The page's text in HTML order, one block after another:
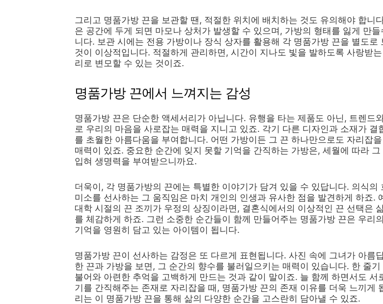
그리고 명품가방 끈을 보관할 땐, 적절한 위치에 배치하는 것도 유의해야 합니
은 공간에 두게 되면 마모나 상처가 발생할 수 있으며, 가방의 형태를 잃게 만들
니다. 보관 시에는 전용 가방이나 장식 상자를 활용해 각 명품가방 끈을 별도로
것이 이상적입니다. 적절하게 관리하면, 시간이 지나도 빛을 발하도록 사랑받
리로 변모할 수 있는 것이죠.
명품가방 끈에서 느껴지는 감성
명품가방 끈은 단순한 액세서리가 아닙니다. 유행을 타는 제품도 아닌, 트렌드
로 우리의 마음을 사로잡는 매력을 지니고 있죠. 각기 다른 디자인과 소재가 결
를 초월한 아름다움을 부여합니다. 어떤 가방이든 그 끈 하나만으로도 자리잡
매력이 있죠. 중요한 순간에 잊지 못할 기억을 간직하는 가방은, 세월에 따라 그
입혀 생명력을 부여받으니까요.
더욱이, 각 명품가방의 끈에는 특별한 이야기가 담겨 있을 수 있답니다. 의식의
미소를 선사하는 그 움직임은 마치 개인의 인생과 유사한 점을 발견하게 하죠.
대학 시절의 끈 조끼가 우정의 상징이라면, 결혼식에서의 이상적인 끈 선택은
를 체감하게 하죠. 그런 소중한 순간들이 함께 만들어주는 명품가방 끈은 우리
기억을 영원히 담고 있는 아이템이 됩니다.
명품가방 끈이 선사하는 감정은 또 다르게 표현됩니다. 사진 속에 그녀가 아름
한 끈과 가방을 보면, 그 순간의 향수를 불러일으키는 매력이 있습니다. 한 줄기
불어와 아련한 추억을 고백하게 만드는 것과 같이 말이죠. 늘 함께 하면서도 서
기를 간직해주는 존재로 자리잡을 때, 명품가방 끈의 존재 이유를 더욱 느끼게
리는 이 명품가방 끈을 통해 삶의 다양한 순간을 고스란히 담아낼 수 있죠.